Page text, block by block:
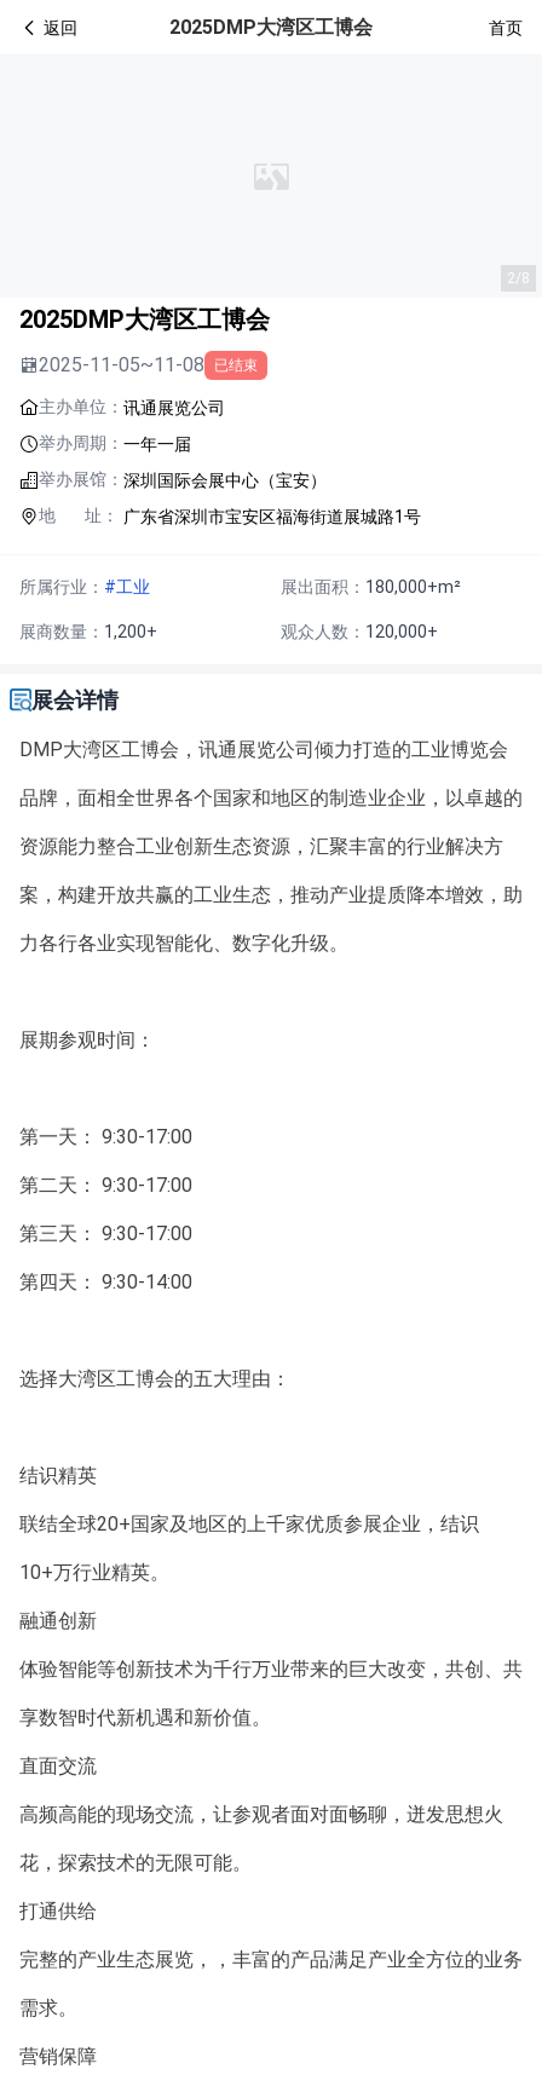
返回 2025DMP大湾区工博会 首页
2/8
2025DMP大湾区工博会
2025-11-05~11-08 已结束
主办单位： 讯通展览公司
举办周期： 一年一届
举办展馆： 深圳国际会展中心（宝安）
地 址：
广东省深圳市宝安区福海街道展城路1号
所属行业： #工业 展出面积： 180,000+m²
展商数量： 1,200+ 观众人数： 120,000+
展会详情
DMP大湾区工博会，讯通展览公司倾力打造的工业博览会
品牌，面相全世界各个国家和地区的制造业企业，以卓越的
资源能力整合工业创新生态资源，汇聚丰富的行业解决方
案，构建开放共赢的工业生态，推动产业提质降本增效，助
力各行各业实现智能化、数字化升级。
展期参观时间：
第一天： 9:30-17:00
第二天： 9:30-17:00
第三天： 9:30-17:00
第四天： 9:30-14:00
选择大湾区工博会的五大理由：
结识精英
联结全球20+国家及地区的上千家优质参展企业，结识
10+万行业精英。
融通创新
体验智能等创新技术为千行万业带来的巨大改变，共创、共
享数智时代新机遇和新价值。
直面交流
高频高能的现场交流，让参观者面对面畅聊，迸发思想火
花，探索技术的无限可能。
打通供给
完整的产业生态展览，，丰富的产品满足产业全方位的业务
需求。
营销保障